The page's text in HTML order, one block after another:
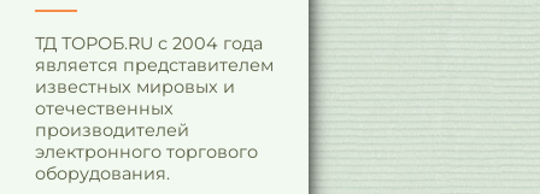
ТД ТОРОБ.RU с 2004 года
является представителем
известных мировых и
отечественных
производителей
электронного торгового
оборудования.